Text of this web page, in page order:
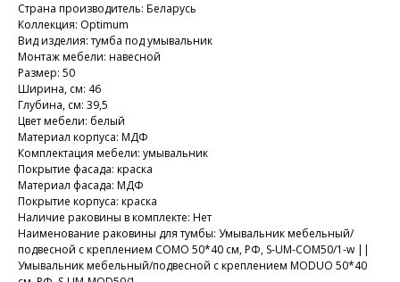
Страна производитель: Беларусь
Коллекция: Optimum
Вид изделия: тумба под умывальник
Монтаж мебели: навесной
Размер: 50
Ширина, см: 46
Глубина, см: 39,5
Цвет мебели: белый
Материал корпуса: МДФ
Комплектация мебели: умывальник
Покрытие фасада: краска
Материал фасада: МДФ
Покрытие корпуса: краска
Наличие раковины в комплекте: Нет
Наименование раковины для тумбы: Умывальник мебельный/
подвесной с креплением COMO 50*40 см, РФ, S-UM-COM50/1-w ||
Умывальник мебельный/подвесной с креплением MODUO 50*40